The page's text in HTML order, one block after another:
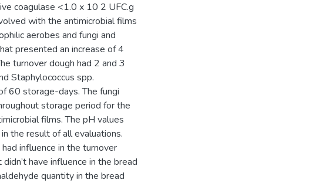
coagulase <1.0 x 10 2 UFC.g
with the antimicrobial films
aerobes and fungi and
presented an increase of 4
turnover dough had 2 and 3
Staphylococcus spp.
60 storage-days. The fungi
storage period for the
films. The pH values
the result of all evaluations.
influence in the turnover
have influence in the bread
quantity in the bread